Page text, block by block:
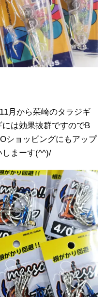
月から茱崎のタラジギ
は効果抜群ですのでB
ショッピングにもアップ
しまーす(^^)/